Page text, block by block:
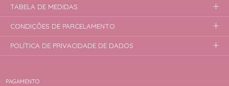
PAGAMENTO
TABELA DE MEDIDAS
CONDIÇÕES DE PARCELAMENTO
POLÍTICA DE PRIVACIDADE DE DADOS